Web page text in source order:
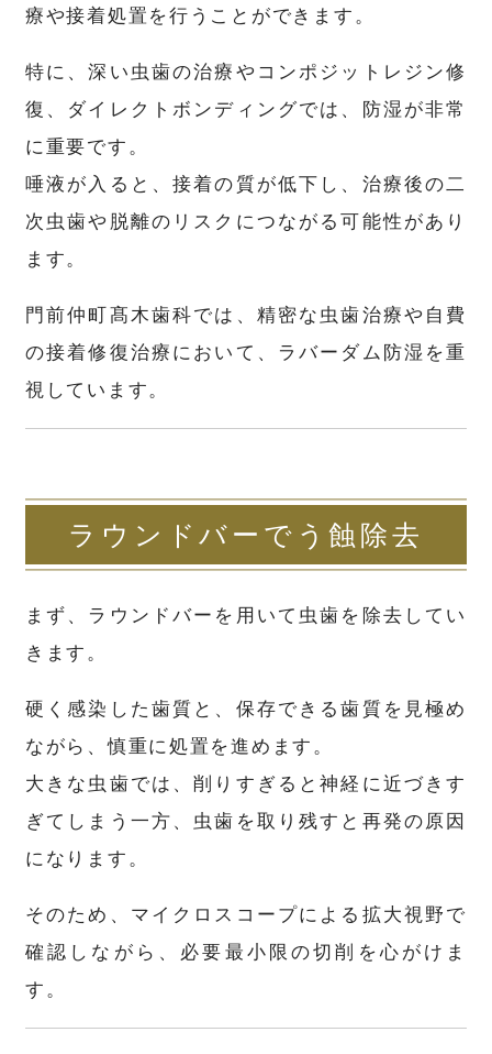
療や接着処置を行うことができます。
特に、深い虫歯の治療やコンポジットレジン修
復、ダイレクトボンディングでは、防湿が非常
に重要です。
唾液が入ると、接着の質が低下し、治療後の二
次虫歯や脱離のリスクにつながる可能性があり
ます。
門前仲町髙木歯科では、精密な虫歯治療や自費
の接着修復治療において、ラバーダム防湿を重
視しています。
ラウンドバーでう蝕除去
まず、ラウンドバーを用いて虫歯を除去してい
きます。
硬く感染した歯質と、保存できる歯質を見極め
ながら、慎重に処置を進めます。
大きな虫歯では、削りすぎると神経に近づきす
ぎてしまう一方、虫歯を取り残すと再発の原因
になります。
そのため、マイクロスコープによる拡大視野で
確認しながら、必要最小限の切削を心がけま
す。